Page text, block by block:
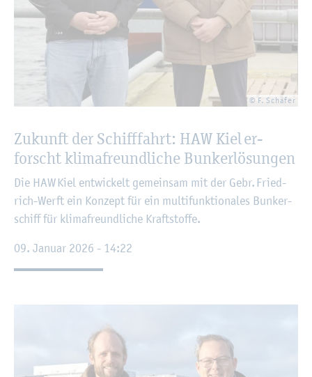
© F. Schä­fer
Zu­kunft der Schiff­fahrt: HAW Kiel er­
forscht kli­ma­freund­li­che Bun­ker­lö­sun­gen
Die HAW Kiel ent­wi­ckelt ge­mein­sam mit der Gebr. Fried­
rich-Werft ein Kon­zept für ein mul­ti­funk­tio­na­les Bun­ker­
schiff für kli­ma­freund­li­che Kraft­stof­fe.
09. Ja­nu­ar 2026 - 14:22